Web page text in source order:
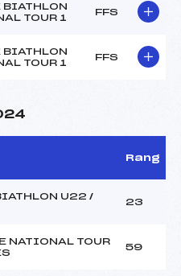
BIATHLON
TOUR 1
FFS
BIATHLON
TOUR 1
FFS
Rang
U22 /
23
NATIONAL TOUR
59